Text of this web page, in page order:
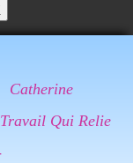
Catherine
Qui Relie